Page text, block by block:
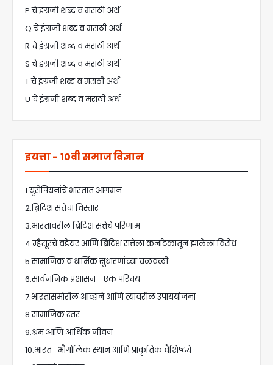
P चे इंग्रजी शब्द व मराठी अर्थ
Q चे इंग्रजी शब्द व मराठी अर्थ
R चे इंग्रजी शब्द व मराठी अर्थ
S चे इंग्रजी शब्द व मराठी अर्थ
T चे इंग्रजी शब्द व मराठी अर्थ
U चे इंग्रजी शब्द व मराठी अर्थ
इयत्ता - 10वी समाज विज्ञान
1.युरोपियनांचे भारतात आगमन
2.ब्रिटिश सत्तेचा विस्तार
3.भारतावरील ब्रिटिश सत्तेचे परिणाम
4.म्हैसूरचे वडेयर आणि ब्रिटिश सत्तेला कर्नाटकातून झालेला विरोध
5.सामाजिक व धार्मिक सुधारणांच्या चळवळी
6.सार्वजनिक प्रशासन - एक परिचय
7.भारतासमोरील आव्हाने आणि त्यांवरील उपाययोजना
8.सामाजिक स्तर
9.श्रम आणि आर्थिक जीवन
10.भारत -भौगोलिक स्थान आणि प्राकृतिक वैशिष्ट्ये